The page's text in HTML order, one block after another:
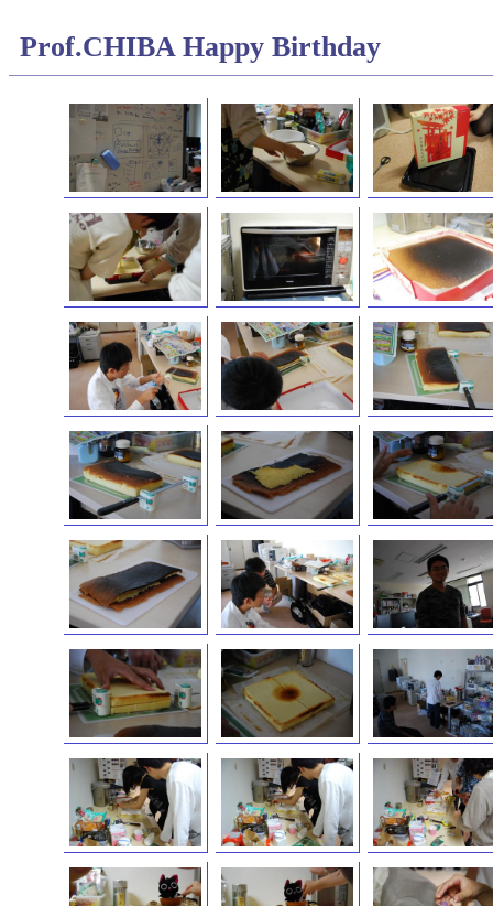
Prof.CHIBA Happy Birthday